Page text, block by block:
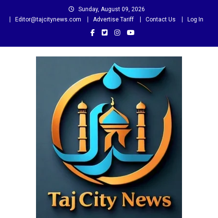
Sunday, August 09, 2026
Editor@tajcitynews.com
Advertise Tariff Contact Us Log In